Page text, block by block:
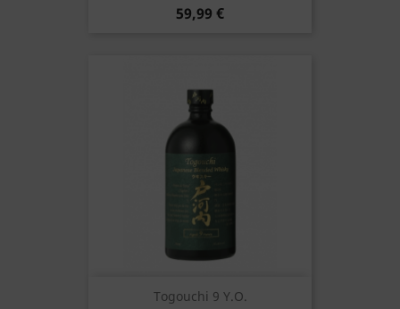
59,99 €
Togouchi 9 Y.o.